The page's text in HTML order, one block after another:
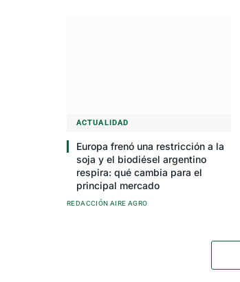
ACTUALIDAD
Europa frenó una restricción a la
soja y el biodiésel argentino
respira: qué cambia para el
principal mercado
REDACCIÓN AIRE AGRO